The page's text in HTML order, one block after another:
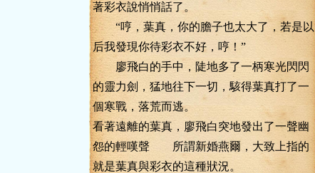
著彩衣說悄悄話了。
“哼，葉真，你的膽子也太大了，若是以
后我發現你待彩衣不好，哼！”
廖飛白的手中，陡地多了一柄寒光閃閃
的靈力劍，猛地往下一切，駭得葉真打了一
個寒戰，落荒而逃。
看著遠離的葉真，廖飛白突地發出了一聲幽
怨的輕嘆聲 所謂新婚燕爾，大致上指的
就是葉真與彩衣的這種狀況。